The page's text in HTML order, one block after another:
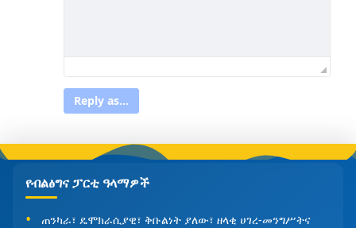
Reply as...
የብልፅግና ፓርቲ ዓላማዎች
ጠንካራ፣ ዴሞክራሲያዊ፣ ቅቡልነት ያለው፣ ዘላቂ ሀገረ-መንግሥትና